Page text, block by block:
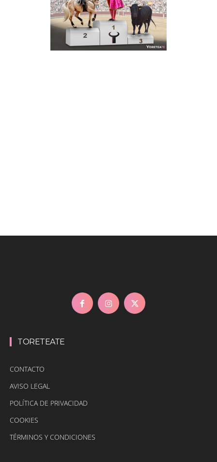
TORETEATE
CONTACTO
AVISO LEGAL
POLÍTICA DE PRIVACIDAD
COOKIES
TÉRMINOS Y CONDICIONES